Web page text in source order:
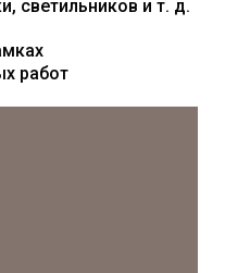
светильников и т. д.
работ